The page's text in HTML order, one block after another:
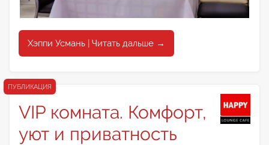
Хэппи Усмань | Читать дальше →
ПУБЛИКАЦИЯ
VIP комната. Комфорт,
уют и приватность